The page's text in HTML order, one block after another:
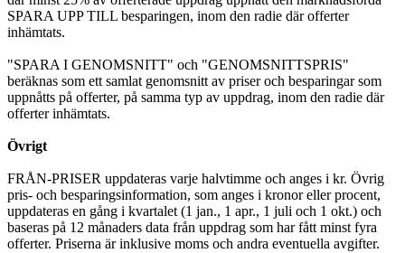
SPARA UPP TILL besparingen, inom den radie där offerter
inhämtats.
"SPARA I GENOMSNITT" och "GENOMSNITTSPRIS"
beräknas som ett samlat genomsnitt av priser och besparingar som
uppnåtts på offerter, på samma typ av uppdrag, inom den radie där
offerter inhämtats.
Övrigt
FRÅN-PRISER uppdateras varje halvtimme och anges i kr. Övrig
pris- och besparingsinformation, som anges i kronor eller procent,
uppdateras en gång i kvartalet (1 jan., 1 apr., 1 juli och 1 okt.) och
baseras på 12 månaders data från uppdrag som har fått minst fyra
offerter. Priserna är inklusive moms och andra eventuella avgifter.